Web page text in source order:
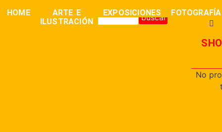
HOME
ARTE E
ILUSTRACIÓN
EXPOSICIONES FOTOGRAFÍA
buscar
0,00€
No